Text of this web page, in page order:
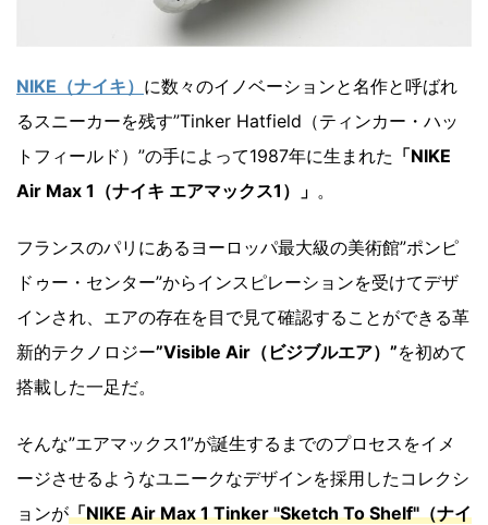
NIKE（ナイキ） に数々のイノベーションと名作と呼ばれ
るスニーカーを残す”Tinker Hatfield（ティンカー・ハッ
トフィールド）”の手によって1987年に生まれた 「NIKE
Air Max 1（ナイキ エアマックス1）」 。
フランスのパリにあるヨーロッパ最大級の美術館”ポンピ
ドゥー・センター”からインスピレーションを受けてデザ
インされ、エアの存在を目で見て確認することができる革
新的テクノロジー”Visible Air（ビジブルエア）”を初めて
搭載した一足だ。
そんな”エアマックス1”が誕生するまでのプロセスをイメ
ージさせるようなユニークなデザインを採用したコレクシ
ョンが「NIKE Air Max 1 Tinker "Sketch To Shelf"（ナイ